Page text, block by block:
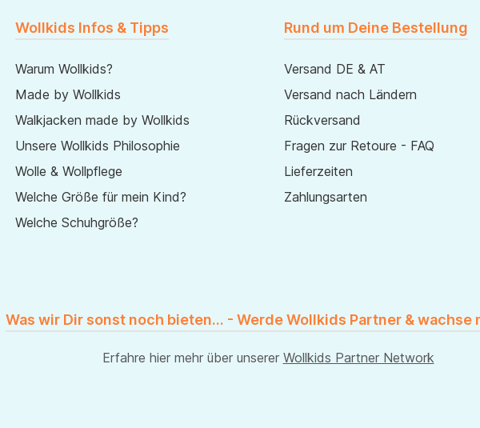
Wollkids Infos & Tipps
Warum Wollkids?
Made by Wollkids
Walkjacken made by Wollkids
Unsere Wollkids Philosophie
Wolle & Wollpflege
Welche Größe für mein Kind?
Welche Schuhgröße?
Rund um Deine Bestellung
Versand DE & AT
Versand nach Ländern
Rückversand
Fragen zur Retoure - FAQ
Lieferzeiten
Zahlungsarten
Was wir Dir sonst noch bieten... - Werde Wollkids Partner & wachse
Erfahre hier mehr über unserer Wollkids Partner Network